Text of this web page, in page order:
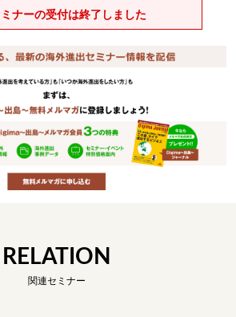
ナーの受付は終了しました
RELATION
関連セミナー